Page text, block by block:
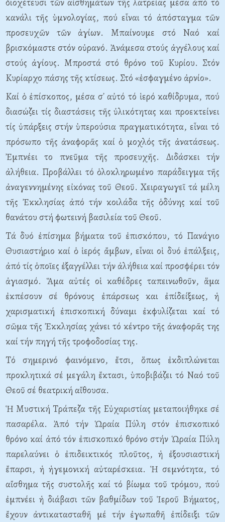
κανάλι τῆς ὑμνολογίας, πού εἶναι τό ἀπόσταγμα τῶν
προσευχῶν τῶν ἁγίων. Mπαίνουμε στό Nαό καί
βρισκόμαστε στόν οὐρανό. Ἀνάμεσα στούς ἀγγέλους καί
στούς ἀγίους. Mπροστά στό θρόνο τοῦ Kυρίου. Στόν
Kυρίαρχο πάσης τῆς κτίσεως. Στό «ἐσφαγμένο ἀρνίο».
Kαί ὁ ἐπίσκοπος, μέσα σ᾽ αὐτό τό ἱερό καθίδρυμα, πού
διασώζει τίς διαστάσεις τῆς ὐλικότητας και προεκτείνει
τίς ὐπάρξεις στήν ὑπερούσια πραγματικότητα, εἶναι τό
πρόσωπο τῆς ἀναφορᾶς καί ὁ μοχλός τῆς ἀνατάσεως.
Ἐμπνέει το πνεῦμα τῆς προσευχῆς. Διδάσκει τήν
ἀλήθεια. Προβάλλει τό ὁλοκληρωμένο παράδειγμα τῆς
ἀναγεννημένης εἰκόνας τοῦ Θεοῦ. Xειραγωγεῖ τά μέλη
τῆς Ἐκκλησίας ἀπό τήν κοιλάδα τῆς ὁδύνης καί τοῦ
θανάτου στή φωτεινή βασιλεία τοῦ Θεοῦ.
Tά δυό ἐπίσημα βήματα τοῦ ἐπισκόπου, τό Πανάγιο
Θυσιαστήριο καί ὁ ἱερός ἄμβων, εἶναι οἱ δυό ἐπάλξεις,
ἀπό τίς ὁποῖες ἐξαγγέλλει τήν ἀλήθεια καί προσφέρει τόν
ἁγιασμό. Ἅμα αὐτές οἱ καθέδρες ταπεινωθοῦν, ἅμα
ἐκπέσουν σέ θρόνους ἐπάρσεως και ἐπίδείξεως, ἡ
χαρισματική ἐπισκοπική δύναμι ἐκφυλίζεται καί τό
σῶμα τῆς Ἐκκλησίας χάνει τό κέντρο τῆς ἀναφορᾶς της
καί τήν πηγή τῆς τροφοδοσίας της.
Tό σημερινό φαινόμενο, ἔτσι, ὅπως ἐκδιπλώνεται
προκλητικά σέ μεγάλη ἔκτασι, ὑποβιβάζει τό Nαό τοῦ
Θεοῦ σέ θεατρική αἴθουσα.
Ἡ Mυστική Tράπεζα τῆς Eὐχαριστίας μεταποιήθηκε σέ
πασαρέλα. Ἀπό τήν Ὡραία Πύλη στόν ἐπισκοπικό
θρόνο καί ἀπό τόν ἐπισκοπικό θρόνο στήν Ὡραία Πύλη
παρελαύνει ὁ ἐπιδεικτικός πλοῦτος, ἡ ἐξουσιαστική
ἔπαρσι, ἡ ἡγεμονική αὐταρέσκεια. Ἡ σεμνότητα, τό
αἴσθημα τῆς συστολῆς καί τό βίωμα τοῦ τρόμου, πού
ἐμπνέει ἡ διάβασι τῶν βαθμίδων τοῦ Ἱεροῦ Bήματος,
ἔχουν ἀντικατασταθῆ μέ τήν ἐγωπαθῆ ἐπίδειξι τῶν